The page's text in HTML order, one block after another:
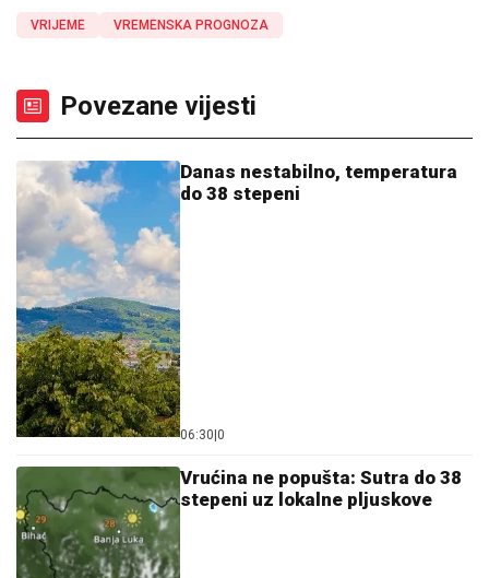
VRIJEME VREMENSKA PROGNOZA
Povezane vijesti
Danas nestabilno, temperatura
do 38 stepeni
06:30 0
Vrućina ne popušta: Sutra do 38
stepeni uz lokalne pljuskove